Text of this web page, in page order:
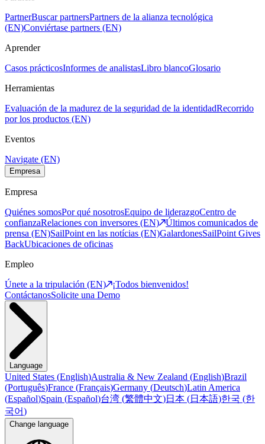
PartnerBuscar partnersPartners de la alianza tecnológica
(EN)Conviértase partners (EN)
Aprender
Casos prácticosInformes de analistasLibro blancoGlosario
Herramientas
Evaluación de la madurez de la seguridad de la identidadRecorrido
por los productos (EN)
Eventos
Navigate (EN)
Empresa
Empresa
Quiénes somosPor qué nosotrosEquipo de liderazgoCentro de
confianzaRelaciones con inversores (EN)
Últimos comunicados de
prensa (EN)SailPoint en las notícias (EN)GalardonesSailPoint Gives
BackUbicaciones de oficinas
Empleo
Únete a la tripulación (EN)
¡Todos bienvenidos!
ContáctanosSolicite una Demo
Language
United States (English)Australia & New Zealand (English)Brazil
(Português)France (Français)Germany (Deutsch)Latin America
(Español)Spain (Español)台湾 (繁體中文)日本 (日本語)한국 (한
국어)
Change language